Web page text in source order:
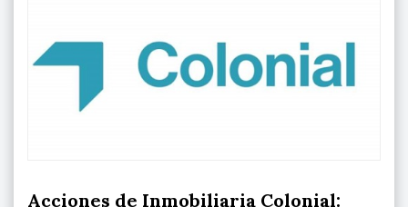
Acciones de Inmobiliaria Colonial: